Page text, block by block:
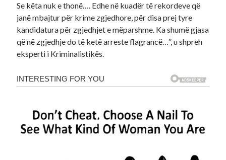
Se këta nuk e thonë…. Edhe në kuadër të rekordeve që
janë mbajtur për krime zgjedhore, për disa prej tyre
kandidatura për zgjedhjet e mëparshme. Ka shumë gjasa
që në zgjedhje do të ketë arreste flagrancë…”, u shpreh
eksperti i Kriminalistikës.